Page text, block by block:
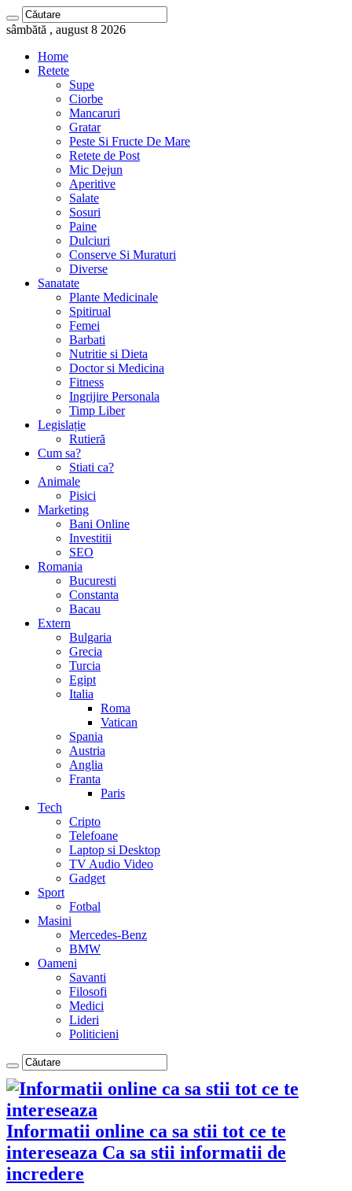
sâmbătă , august 8 2026
Home
Retete
Supe
Ciorbe
Mancaruri
Gratar
Peste Si Fructe De Mare
Retete de Post
Mic Dejun
Aperitive
Salate
Sosuri
Paine
Dulciuri
Conserve Si Muraturi
Diverse
Sanatate
Plante Medicinale
Spitirual
Femei
Barbati
Nutritie si Dieta
Doctor si Medicina
Fitness
Ingrijire Personala
Timp Liber
Legislație
Rutieră
Cum sa?
Stiati ca?
Animale
Pisici
Marketing
Bani Online
Investitii
SEO
Romania
Bucuresti
Constanta
Bacau
Extern
Bulgaria
Grecia
Turcia
Egipt
Italia
Roma
Vatican
Spania
Austria
Anglia
Franta
Paris
Tech
Cripto
Telefoane
Laptop si Desktop
TV Audio Video
Gadget
Sport
Fotbal
Masini
Mercedes-Benz
BMW
Oameni
Savanti
Filosofi
Medici
Lideri
Politicieni
Informatii online ca sa stii tot ce te
intereseaza Ca sa stii informatii de
incredere